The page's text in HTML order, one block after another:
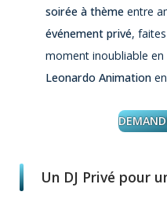
soirée à thème entre
événement privé,
moment inoubliable
Leonardo Animation
Un DJ Privé pour